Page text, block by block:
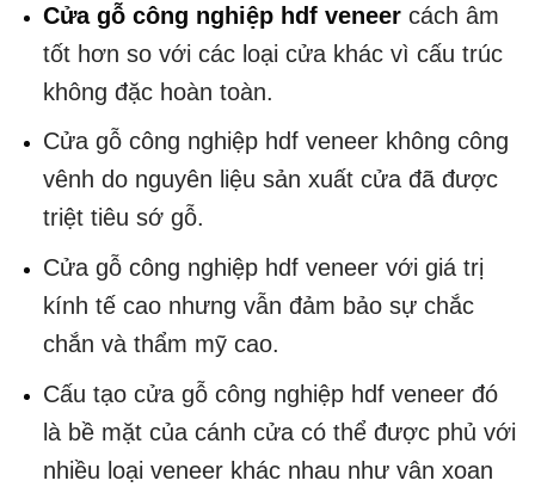
Cửa gỗ công nghiệp hdf veneer cách âm
tốt hơn so với các loại cửa khác vì cấu trúc
không đặc hoàn toàn.
Cửa gỗ công nghiệp hdf veneer không công
vênh do nguyên liệu sản xuất cửa đã được
triệt tiêu sớ gỗ.
Cửa gỗ công nghiệp hdf veneer với giá trị
kính tế cao nhưng vẫn đảm bảo sự chắc
chắn và thẩm mỹ cao.
Cấu tạo cửa gỗ công nghiệp hdf veneer đó
là bề mặt của cánh cửa có thể được phủ với
nhiều loại veneer khác nhau như vân xoan